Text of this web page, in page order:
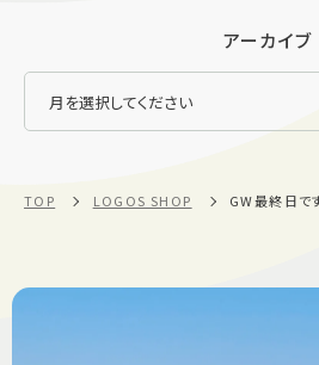
アーカイブ
TOP LOGOS SHOP GW最終日